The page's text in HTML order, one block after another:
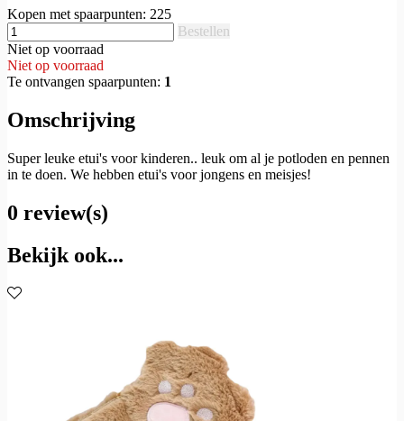
Kopen met spaarpunten: 225
Bestellen
Niet op voorraad
Niet op voorraad
Te ontvangen spaarpunten: 1
Omschrijving
Super leuke etui's voor kinderen.. leuk om al je potloden en pennen
in te doen. We hebben etui's voor jongens en meisjes!
0 review(s)
Bekijk ook...